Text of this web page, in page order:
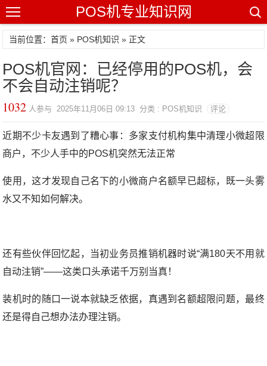
POS机专业知识网
当前位置：首页 » POS机知识 » 正文
POS机官网：已经停用的POS机，会
不会自动注销呢？
1032 人参与 2025年11月06日 09:13 分类 : POS机知识 评论
近期不少卡友遇到了糟心事：多家支付机构集中清理小微超限
商户，不少人手中的POS机突然无法正常
使用，这才发现自己名下的小微商户名额早已超标，既一头雾
水又不知如何解决。
还有些伙伴回忆起，当初业务员推销机器时说“满180天不用就
自动注销”——这类口头承诺千万别当真！
装机时的随口一说本就缺乏依据，真遇到名额超限问题，最终
还是得自己想办法办理注销。